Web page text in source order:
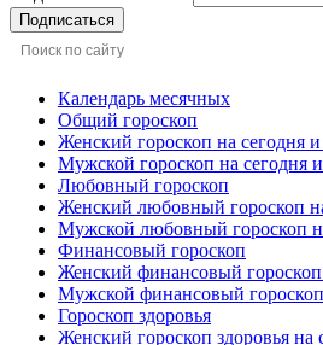
Подписаться
Календарь месячных
Общий гороскоп
Женский гороскоп на сегодня и
Мужской гороскоп на сегодня и
Любовный гороскоп
Женский любовный гороскоп
Мужской любовный гороскоп
Финансовый гороскоп
Женский финансовый гороскоп
Мужской финансовый гороскоп
Гороскоп здоровья
Женский гороскоп здоровья на